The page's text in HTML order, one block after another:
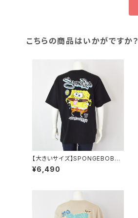
こちらの商品はいかがですか？
【大きいサイズ】SPONGEBOB天
竺プリント半袖Tシャツ｜メンズ 1
278-6505 ブラック
¥6,490